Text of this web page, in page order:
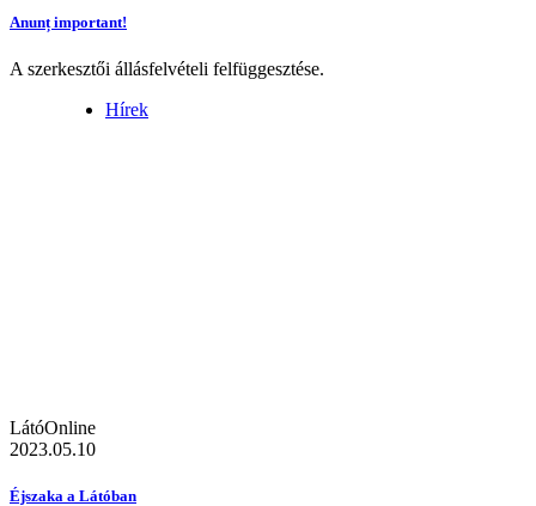
Anunț important!
A szerkesztői állásfelvételi felfüggesztése.
Hírek
LátóOnline
2023.05.10
Éjszaka a Látóban